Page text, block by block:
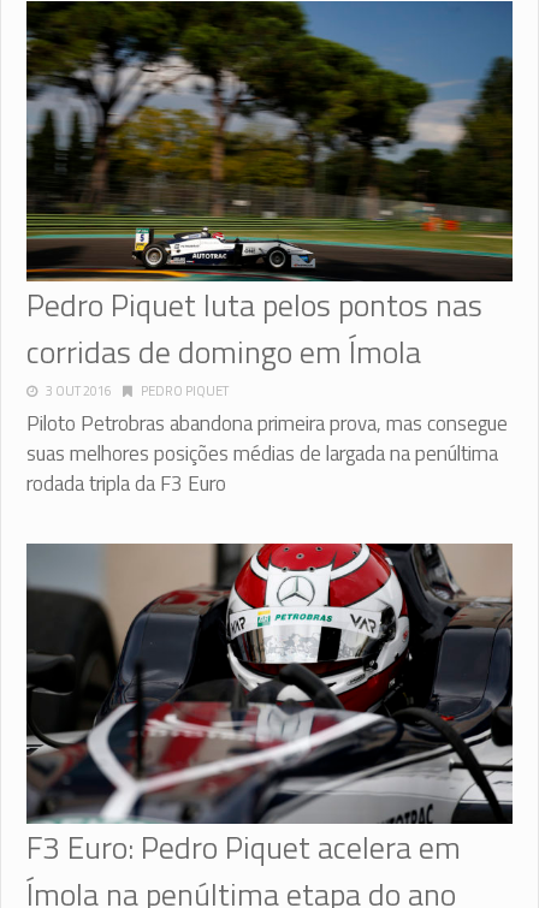
Pedro Piquet luta pelos pontos nas
corridas de domingo em Ímola
3 OUT 2016 PEDRO PIQUET
Piloto Petrobras abandona primeira prova, mas consegue
suas melhores posições médias de largada na penúltima
rodada tripla da F3 Euro
F3 Euro: Pedro Piquet acelera em
Ímola na penúltima etapa do ano